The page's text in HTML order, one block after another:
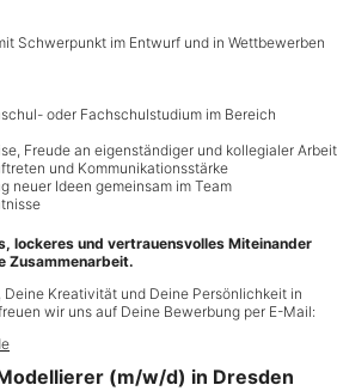
Schwerpunkt im Entwurf und in Wettbewerben
oder Fachschulstudium im Bereich
Freude an eigenständiger und kollegialer Arbeit
und Kommunikationsstärke
neuer Ideen gemeinsam im Team
lockeres und vertrauensvolles Miteinander
Zusammenarbeit.
Kreativität und Deine Persönlichkeit in
wir uns auf Deine Bewerbung per E-Mail:
(m/w/d) in Dresden